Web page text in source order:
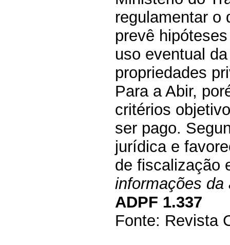
regulamentar o
prevê
uso eventual
propriedades
Para a Abir,
critérios
ser pago.
jurídica e
de fiscalização
informações da
ADPF 1.337
Fonte: Revista